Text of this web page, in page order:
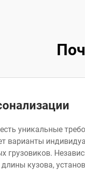
уникальные
варианты
грузовиков.
кузова,